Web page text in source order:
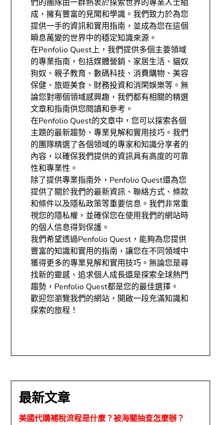
們的團隊由一群熱衷於探索世界的專業人士組
成，擁有豐富的見聞和學識。我們致力於為您
提供一手的資訊和實用指南，並成為您在這個
瞬息萬變的世界中的穩定知識來源。
在Penfolio Quest上，我們提供多個主要領域
的專業指南，包括媒體營銷、家居生活、貓奴
狗奴、親子教育、數碼科技、消費購物、美容
保健、旅遊美食、財務投資和消閑娛樂等。無
論您對哪個領域感興趣，我們都有相關的精選
文章和指南供您閱讀和參考。
在Penfolio Quest的文章中，您可以探索各個
主題的最新趨勢、專業見解和實用技巧。我們
的團隊精選了各個領域的專家和知識分享者的
內容，以確保我們提供的資訊具有高度的可靠
性和專業性。
除了提供專業指南外，Penfolio Quest還為您
提供了關於我們的最新資訊、聯絡方式、條款
和條件以及隱私政策等重要信息。我們非常重
視您的隱私權，並確保您在使用我們的網站時
的個人信息得到保護。
我們希望透過Penfolio Quest，能夠為您提供
豐富的知識和實用的指南，讓您在不同領域中
獲得更多的專業見解和實用技巧。無論您是尋
找新的靈感、追求個人成長還是探索全球熱門
趨勢，Penfolio Quest都是您的最佳選擇。
歡迎您瀏覽我們的網站，開啟一段充滿知識和
探索的旅程！
最新文章
美國代購補稅流程是什麼？被海關抽查怎麼辦？